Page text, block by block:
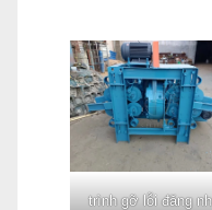
trình gỡ lỗi đăng